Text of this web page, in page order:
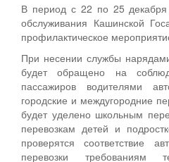
В период с 22 по 25
обслуживания Кашинской
профилактическое
При несении службы
будет обращено на
пассажиров водителями
городские и междугородние
будет уделено школьным
перевозкам детей и
проверятся соответствие
перевозки требованиям